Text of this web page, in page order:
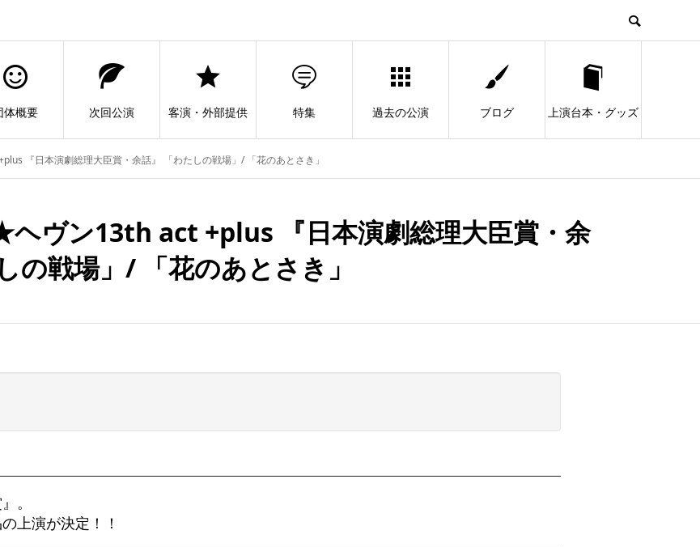
体概要 次回公演 客演・外部提供 特集 過去の公演 ブログ 上演台本・グッズ
『日本演劇総理大臣賞・余話』 「わたしの戦場」/ 「花のあとさき」
ヴン13th act +plus 『日本演劇総理大臣賞・余
の戦場」/ 「花のあとさき」
。
上演が決定！！